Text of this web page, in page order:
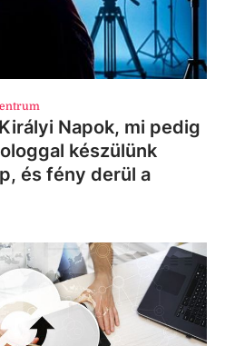
Napok, mi pedig
készülünk
és fény derül a